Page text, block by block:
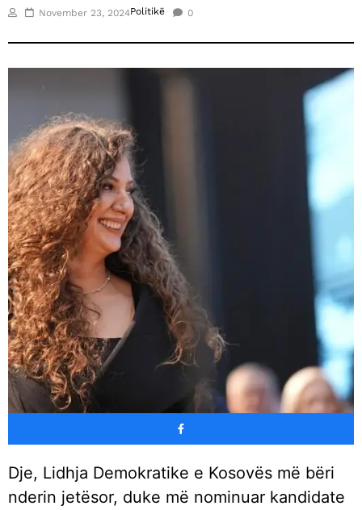
November 23, 2024Politikë 0
Dje, Lidhja Demokratike e Kosovës më bëri
nderin jetësor, duke më nominuar kandidate